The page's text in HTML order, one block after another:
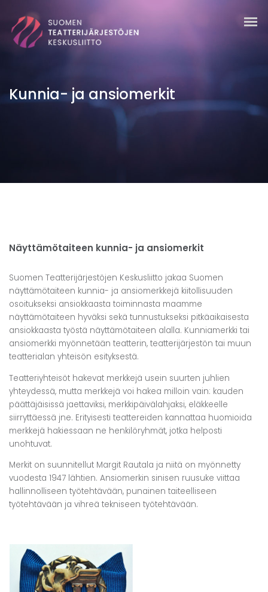
Kunnia- ja ansiomerkit
Näyttämötaiteen kunnia- ja ansiomerkit
Suomen Teatterijärjestöjen Keskusliitto jakaa Suomen
näyttämötaiteen kunnia- ja ansiomerkkejä kiitollisuuden
osoitukseksi ansiokkaasta toiminnasta maamme
näyttämötaiteen hyväksi sekä tunnustukseksi pitkäaikaisesta
ansiokkaasta työstä näyttämötaiteen alalla. Kunniamerkki tai
ansiomerkki myönnetään teatterin, teatterijärjestön tai muun
teatterialan yhteisön esityksestä.
Teatteriyhteisöt hakevat merkkejä usein suurten juhlien
yhteydessä, mutta merkkejä voi hakea milloin vain: kauden
päättäjäisissä jaettaviksi, merkkipäivälahjaksi, eläkkeelle
siirryttäessä jne. Erityisesti teattereiden kannattaa huomioida
merkkejä hakiessaan ne henkilöryhmät, jotka helposti
unohtuvat.
Merkit on suunnitellut Margit Rautala ja niitä on myönnetty
vuodesta 1947 lähtien. Ansiomerkin sinisen ruusuke viittaa
hallinnolliseen työtehtävään, punainen taiteelliseen
työtehtävään ja vihreä tekniseen työtehtävään.